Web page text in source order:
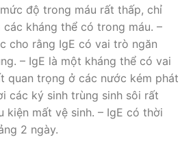
độ trong máu rất thấp, chỉ
các kháng thể có trong máu. –
cho rằng IgE có vai trò ngăn
– IgE là một kháng thể có vai
quan trọng ở các nước kém phát
các ký sinh trùng sinh sôi rất
kiện mất vệ sinh. – IgE có thời
2 ngày.